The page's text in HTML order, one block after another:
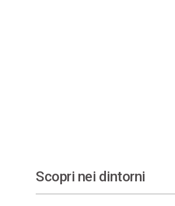
Scopri nei dintorni